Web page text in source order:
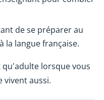
de se préparer au
la langue française.
qu'adulte lorsque vous
vivent aussi.